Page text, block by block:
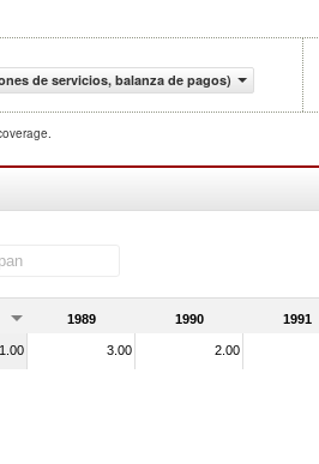
de servicios, balanza de pagos)
1989 1990 1991
1.00 3.00 2.00